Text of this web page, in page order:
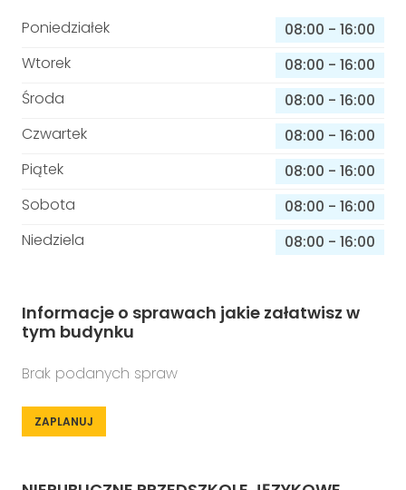
Poniedziałek 08:00 - 16:00
Wtorek
08:00 - 16:00
Środa
08:00 - 16:00
Czwartek
08:00 - 16:00
Piątek
08:00 - 16:00
Sobota
08:00 - 16:00
Niedziela
08:00 - 16:00
Informacje o sprawach jakie załatwisz w
tym budynku
Brak podanych spraw
ZAPLANUJ